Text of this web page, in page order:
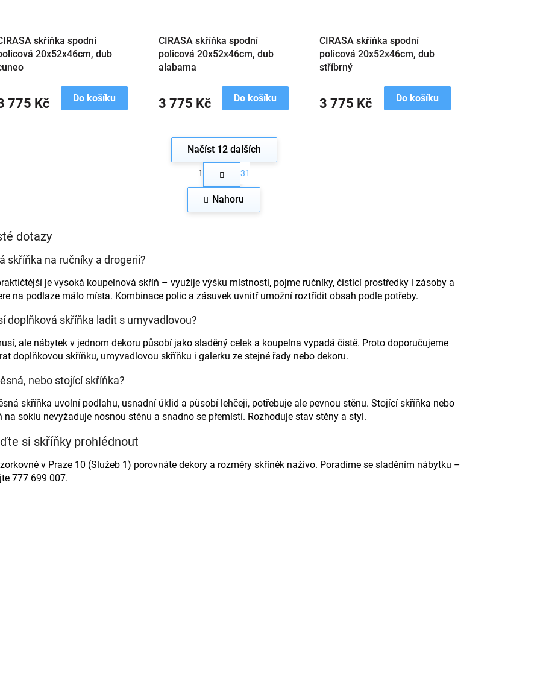
skříňka spodní
20x52x46cm, dub
775 Kč Do košíku
CIRASA skříňka spodní
policová 20x52x46cm, dub
alabama
3 775 Kč Do košíku
CIRASA skříňka spodní
policová 20x52x46cm, dub
stříbrný
3 775 Kč Do košíku
O
v
l
á
r
v
ý
p
i
Načíst 12 dalších
t
r
á
1 31
Nahoru
dotazy
skříňka na ručníky a drogerii?
je vysoká koupelnová skříň – využije výšku místnosti, pojme ručníky, čisticí prostředky i zásoby a
na podlaze málo místa. Kombinace polic a zásuvek uvnitř umožní roztřídit obsah podle potřeby.
doplňková skříňka ladit s umyvadlovou?
ale nábytek v jednom dekoru působí jako sladěný celek a koupelna vypadá čistě. Proto doporučujeme
doplňkovou skříňku, umyvadlovou skříňku i galerku ze stejné řady nebo dekoru.
nebo stojící skříňka?
skříňka uvolní podlahu, usnadní úklid a působí lehčeji, potřebuje ale pevnou stěnu. Stojící skříňka nebo
na soklu nevyžaduje nosnou stěnu a snadno se přemístí. Rozhoduje stav stěny a styl.
si skříňky prohlédnout
v Praze 10 (Služeb 1) porovnáte dekory a rozměry skříněk naživo. Poradíme se sladěním nábytku –
777 699 007.